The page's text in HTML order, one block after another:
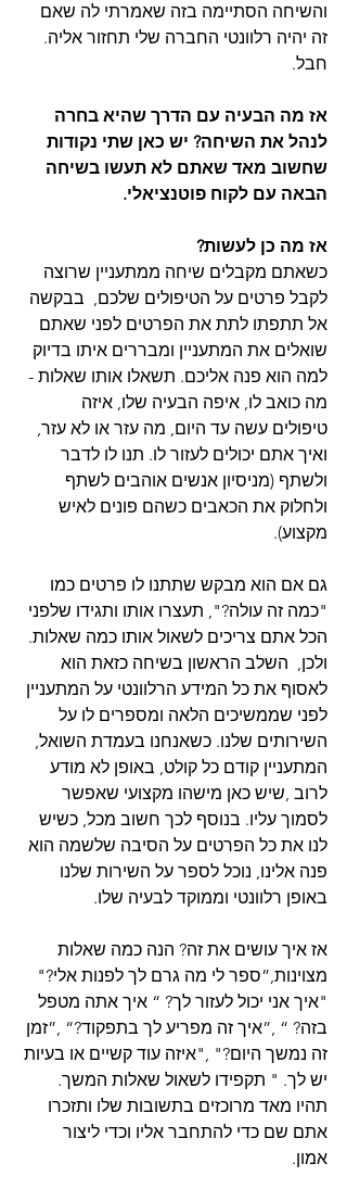
והשיחה הסתיימה בזה שאמרתי לה שאם
זה יהיה רלוונטי החברה שלי תחזור אליה.
חבל.
אז מה הבעיה עם הדרך שהיא בחרה
לנהל את השיחה? יש כאן שתי נקודות
שחשוב מאד שאתם לא תעשו בשיחה
הבאה עם לקוח פוטנציאלי.
אז מה כן לעשות?
כשאתם מקבלים שיחה ממתעניין שרוצה
לקבל פרטים על הטיפולים שלכם,  בבקשה
אל תתפתו לתת את הפרטים לפני שאתם
שואלים את המתעניין ומבררים איתו בדיוק
למה הוא פנה אליכם. תשאלו אותו שאלות -
מה כואב לו, איפה הבעיה שלו, איזה
טיפולים עשה עד היום, מה עזר או לא עזר,
ואיך אתם יכולים לעזור לו. תנו לו לדבר
ולשתף (מניסיון אנשים אוהבים לשתף
ולחלוק את הכאבים כשהם פונים לאיש
מקצוע).
גם אם הוא מבקש שתתנו לו פרטים כמו
"כמה זה עולה?", תעצרו אותו ותגידו שלפני
הכל אתם צריכים לשאול אותו כמה שאלות.
ולכן,  השלב הראשון בשיחה כזאת הוא
לאסוף את כל המידע הרלוונטי על המתעניין
לפני שממשיכים הלאה ומספרים לו על
השירותים שלנו. כשאנחנו בעמדת השואל,
המתעניין קודם כל קולט, באופן לא מודע
לרוב ,שיש כאן מישהו מקצועי שאפשר
לסמוך עליו. בנוסף לכך חשוב מכל, כשיש
לנו את כל הפרטים על הסיבה שלשמה הוא
פנה אלינו, נוכל לספר על השירות שלנו
באופן רלוונטי וממוקד לבעיה שלו.
אז איך עושים את זה? הנה כמה שאלות
מצוינות,”ספר לי מה גרם לך לפנות אלי?"
"איך אני יכול לעזור לך? “ איך אתה מטפל
בזה? “ ,”איך זה מפריע לך בתפקוד?“ ,”זמן
זה נמשך היום?" ,"איזה עוד קשיים או בעיות
יש לך. " תקפידו לשאול שאלות המשך.
תהיו מאד מרוכזים בתשובות שלו ותזכרו
אתם שם כדי להתחבר אליו וכדי ליצור
אמון.